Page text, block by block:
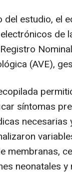
del estudio, el
de
(AVE),
síntomas
membranas,
neonatales